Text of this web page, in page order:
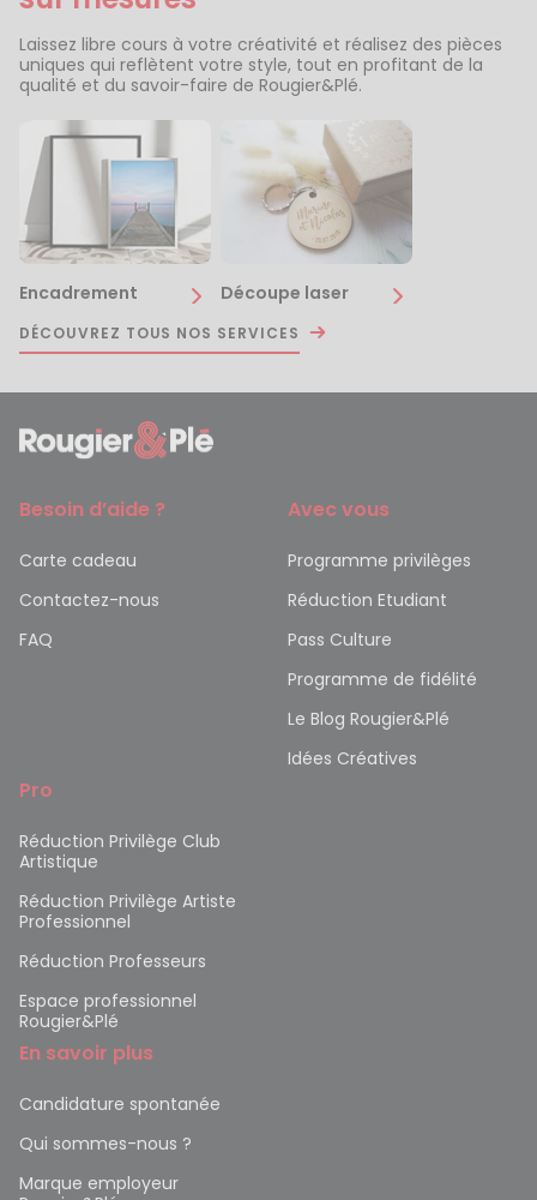
Laissez libre cours à votre créativité et réalisez des pièces
uniques qui reflètent votre style, tout en profitant de la
qualité et du savoir-faire de Rougier&Plé.
Encadrement Découpe laser
DÉCOUVREZ TOUS NOS SERVICES
Besoin d’aide ?
Carte cadeau
Contactez-nous
FAQ
Avec vous
Programme privilèges
Réduction Etudiant
Pass Culture
Programme de fidélité
Le Blog Rougier&Plé
Idées Créatives
Pro
Réduction Privilège Club
Artistique
Réduction Privilège Artiste
Professionnel
Réduction Professeurs
Espace professionnel
Rougier&Plé
En savoir plus
Candidature spontanée
Qui sommes-nous ?
Marque employeur